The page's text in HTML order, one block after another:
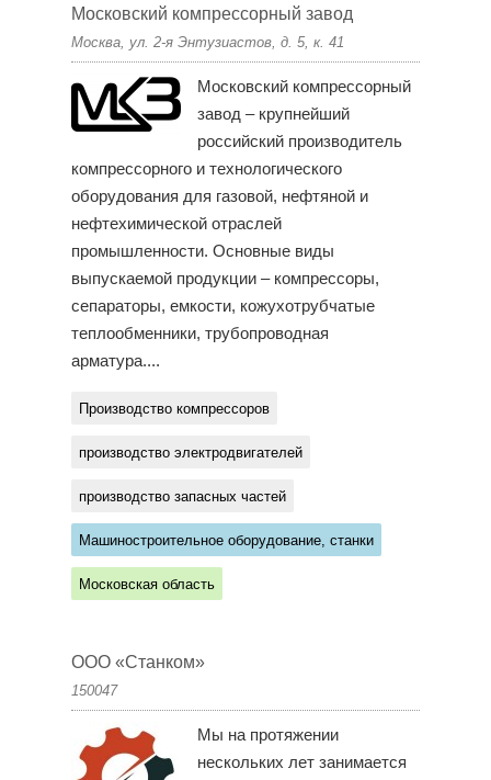
Московский компрессорный завод
Москва, ул. 2-я Энтузиастов, д. 5, к. 41
Московский компрессорный
завод – крупнейший
российский производитель
компрессорного и технологического
оборудования для газовой, нефтяной и
нефтехимической отраслей
промышленности. Основные виды
выпускаемой продукции – компрессоры,
сепараторы, емкости, кожухотрубчатые
теплообменники, трубопроводная
арматура....
Производство компрессоров
производство электродвигателей
производство запасных частей
Машиностроительное оборудование, станки
Московская область
ООО «Станком»
150047
Мы на протяжении
нескольких лет занимается